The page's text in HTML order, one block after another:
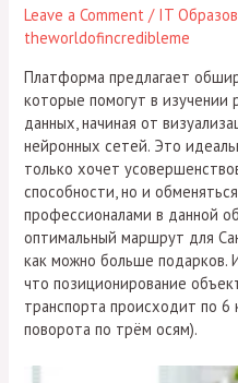
Leave a Comment / IT
theworldofincredibleme
Платформа предлагает
которые помогут в изучении
данных, начиная от
нейронных сетей. Это
только хочет
способности, но и
профессионалами в данной
оптимальный маршрут для
как можно больше подарков.
что позиционирование
транспорта происходит по 6
поворота по трём осям).